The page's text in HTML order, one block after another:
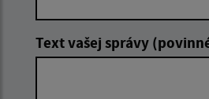
Text vašej správy